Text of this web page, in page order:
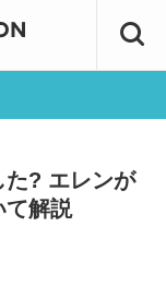
た? エレンが
て解説